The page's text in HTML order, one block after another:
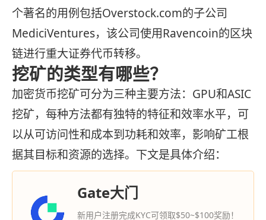
个著名的用例包括Overstock.com的子公司
MediciVentures，该公司使用Ravencoin的区块
链进行重大证券代币转移。
挖矿的类型有哪些？
加密货币挖矿可分为三种主要方法：GPU和ASIC
挖矿，每种方法都有独特的特征和效率水平，可
以从可访问性和成本到功耗和效率，影响矿工根
据其目标和资源的选择。下文是具体介绍：
Gate大门
新用户注册完成KYC可领取$50~$100奖励！